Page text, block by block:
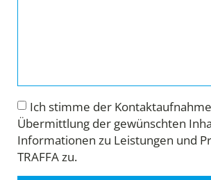
Ich stimme der
Übermittlung der gewünschten
Informationen zu Leistungen und
TRAFFA zu.